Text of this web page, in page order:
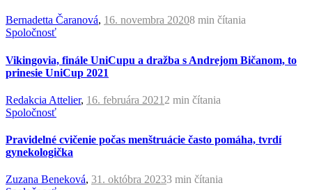
Bernadetta Čaranová, 16. novembra 20208 min čítania
Spoločnosť
Vikingovia, finále UniCupu a dražba s Andrejom Bičanom, to
prinesie UniCup 2021
Redakcia Attelier, 16. februára 2021 2 min čítania
Spoločnosť
Pravidelné cvičenie počas menštruácie často pomáha, tvrdí
gynekologička
Zuzana Beneková, 31. októbra 20233 min čítania